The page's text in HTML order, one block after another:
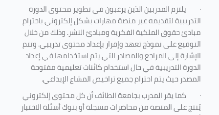
· يلتزم المدربين الذين يرغبون في تطوير محتوى الدورة
التدريبية لتقديمه عبر منصة مهارات بشكل إلكتروني باحترام
مبادئ حقوق الملكية الفكرية ومبادئ النشر. وذلك من خلال
التوقيع على نموذج تعهد وإقرار بإعداد محتوى تدريبي. وتتم
الإشارة إلى المراجع والمصادر التي يتم استخدامها في إعداد
الدورة التدريبية في حال استخدام كائنات تعليمية مفتوحة
المصدر حيث يتم احترام جميع تراخيص المشاع الإبداعي.
· كما يقر المدرب بجامعة الطائف أن كل محتوى إلكتروني
يُنتج على المنصة من محاضرات مسجلة أو بنوك أسئلة الاختبار